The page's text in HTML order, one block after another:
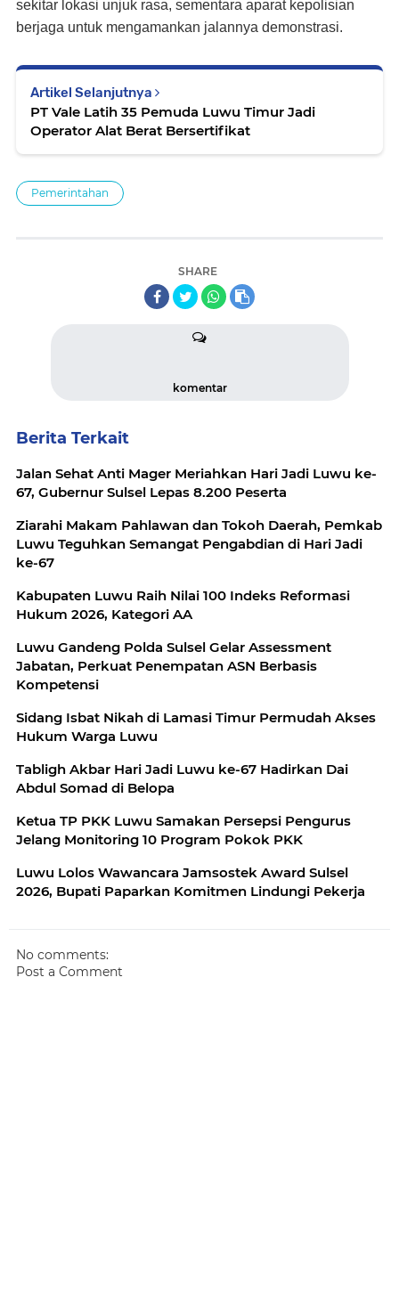
sekitar lokasi unjuk rasa, sementara aparat kepolisian
berjaga untuk mengamankan jalannya demonstrasi.
Artikel Selanjutnya
PT Vale Latih 35 Pemuda Luwu Timur Jadi
Operator Alat Berat Bersertifikat
Pemerintahan
SHARE
komentar
Berita Terkait
Jalan Sehat Anti Mager Meriahkan Hari Jadi Luwu ke-
67, Gubernur Sulsel Lepas 8.200 Peserta
Ziarahi Makam Pahlawan dan Tokoh Daerah, Pemkab
Luwu Teguhkan Semangat Pengabdian di Hari Jadi
ke-67
Kabupaten Luwu Raih Nilai 100 Indeks Reformasi
Hukum 2026, Kategori AA
Luwu Gandeng Polda Sulsel Gelar Assessment
Jabatan, Perkuat Penempatan ASN Berbasis
Kompetensi
Sidang Isbat Nikah di Lamasi Timur Permudah Akses
Hukum Warga Luwu
Tabligh Akbar Hari Jadi Luwu ke-67 Hadirkan Dai
Abdul Somad di Belopa
Ketua TP PKK Luwu Samakan Persepsi Pengurus
Jelang Monitoring 10 Program Pokok PKK
Luwu Lolos Wawancara Jamsostek Award Sulsel
2026, Bupati Paparkan Komitmen Lindungi Pekerja
No comments:
Post a Comment